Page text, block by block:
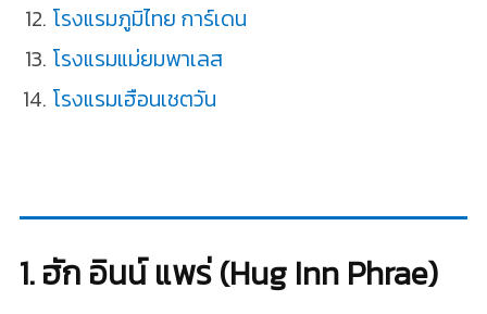
โรงแรมภูมิไทย การ์เดน
โรงแรมแม่ยมพาเลส
โรงแรมเฮือนเชตวัน
1. ฮัก อินน์ แพร่ (Hug Inn Phrae)